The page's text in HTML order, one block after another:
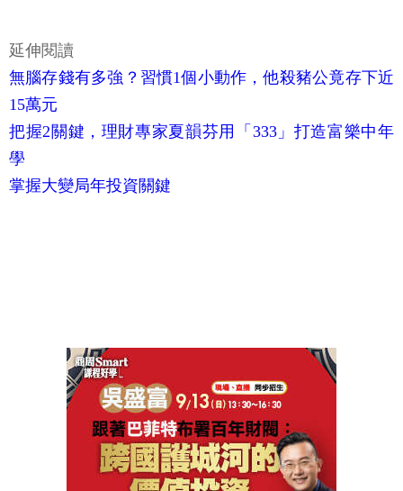
延伸閱讀
無腦存錢有多強？習慣1個小動作，他殺豬公竟存下近
15萬元
把握2關鍵，理財專家夏韻芬用「333」打造富樂中年
學
掌握大變局年投資關鍵